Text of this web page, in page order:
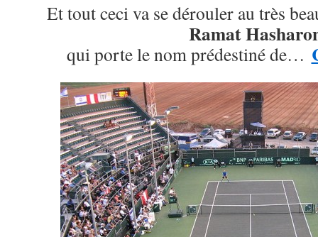
Et tout ceci va se dérouler au très
Ramat
qui porte le nom prédestiné de…